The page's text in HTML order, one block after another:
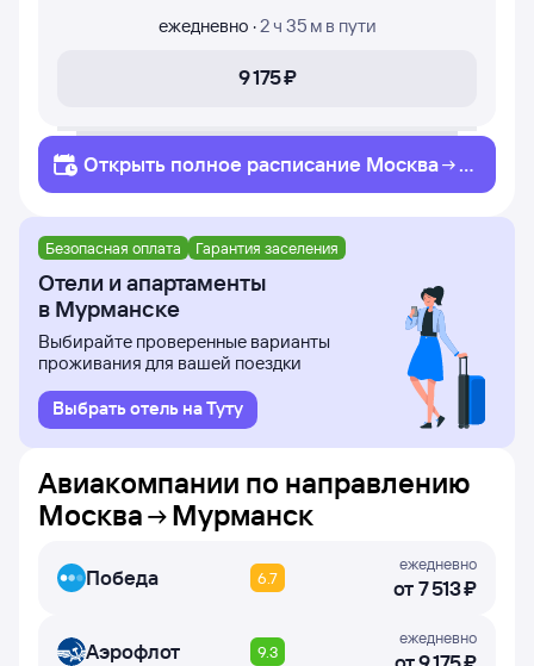
ежедневно ·2 ч 35 м в пути
9 ⁠175 ⁠₽
Открыть полное расписание Москва
Мурманск
Безопасная оплата Гарантия заселения
Отели и апартаменты
в Мурманске
Выбирайте проверенные варианты
проживания для вашей поездки
Выбрать отель на Туту
Авиакомпании по направлению
Москва
Мурманск
Победа 6.7
ежедневно
от7 ⁠513 ⁠₽
Аэрофлот 9.3
ежедневно